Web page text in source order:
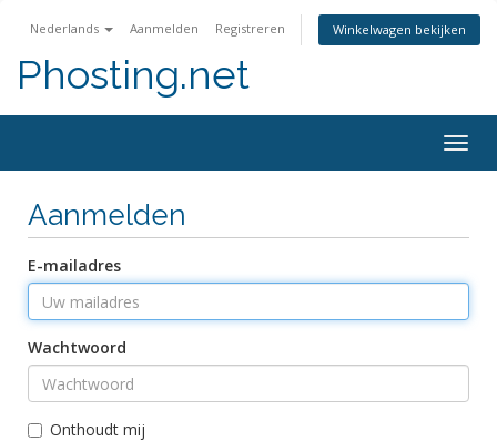
Nederlands Aanmelden Registreren Winkelwagen bekijken
Phosting.net
Aanmelden
E-mailadres
Wachtwoord
Onthoudt mij